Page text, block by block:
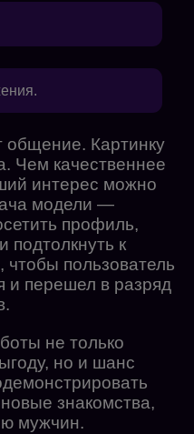
общение. Картинку
Чем качественнее
интерес можно
модели —
профиль,
подтолкнуть к
чтобы пользователь
и перешел в разряд
не только
но и шанс
знакомства,
мужчин.